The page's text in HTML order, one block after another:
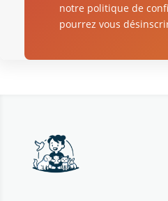
notre politique de
pourrez vous